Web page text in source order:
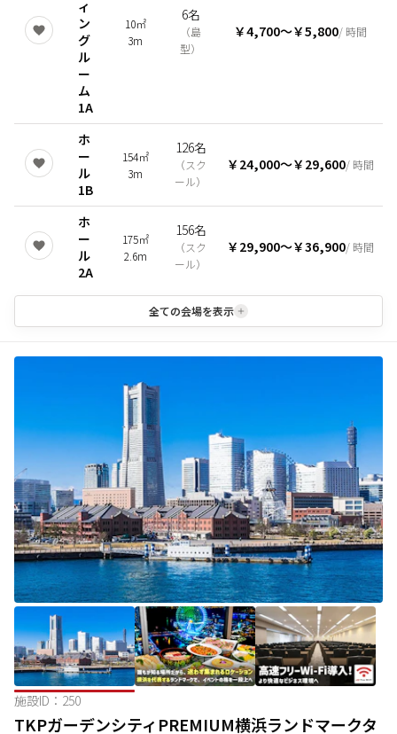
ィ
ン
グ
ル
ー
ム
1A
10㎡
3m
6名
（島
型）
￥4,700〜￥5,800/ 時間
ホ
ー
ル
1B
154㎡
3m
126名
（スク
ール）
￥24,000〜￥29,600/ 時間
ホ
ー
ル
2A
175㎡
2.6m
156名
（スク
ール）
￥29,900〜￥36,900/ 時間
全ての会場を表示
施設ID： 250
TKPガーデンシティPREMIUM横浜ランドマークタ